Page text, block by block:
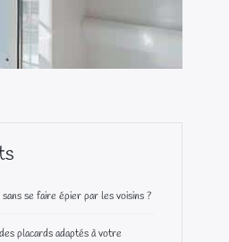
se faire épier par les voisins ?
placards adaptés à votre